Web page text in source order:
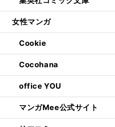
女性マンガ
Cookie
Cocohana
office YOU
マンガMee公式サイト